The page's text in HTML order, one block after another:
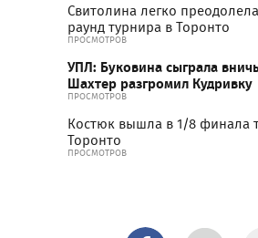
Свитолина легко
раунд турнира в Торонто
ПРОСМОТРОВ
УПЛ: Буковина сыграла
Шахтер разгромил Кудривку
ПРОСМОТРОВ
Костюк вышла в 1/8 финала
Торонто
ПРОСМОТРОВ